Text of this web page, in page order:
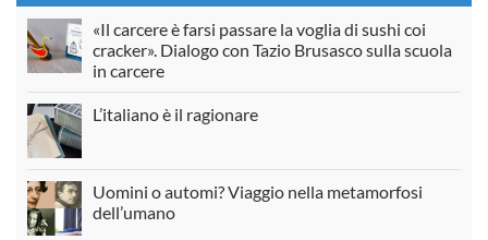
«Il carcere è farsi passare la voglia di sushi coi
cracker». Dialogo con Tazio Brusasco sulla scuola
in carcere
L’italiano è il ragionare
Uomini o automi? Viaggio nella metamorfosi
dell’umano